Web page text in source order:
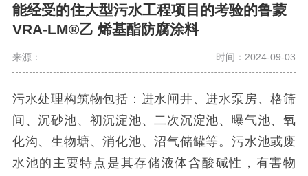
能经受的住大型污水工程项目的考验的鲁蒙
VRA-LM®乙 烯基酯防腐涂料
来源： 时间：2024-09-03
污水处理构筑物包括：进水闸井、进水泵房、格筛
间、沉砂池、初沉淀池、二次沉淀池、曝气池、氧
化沟、生物塘、消化池、沼气储罐等。污水池或废
水池的主要特点是其存储液体含酸碱性，有害物